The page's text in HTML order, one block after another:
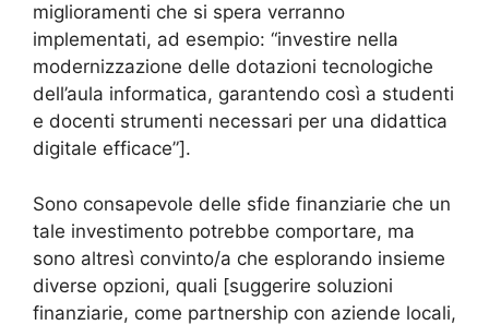
miglioramenti che si spera verranno
implementati, ad esempio: “investire nella
modernizzazione delle dotazioni tecnologiche
dell’aula informatica, garantendo così a studenti
e docenti strumenti necessari per una didattica
digitale efficace”].
Sono consapevole delle sfide finanziarie che un
tale investimento potrebbe comportare, ma
sono altresì convinto/a che esplorando insieme
diverse opzioni, quali [suggerire soluzioni
finanziarie, come partnership con aziende locali,